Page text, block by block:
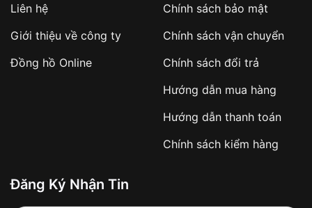
sản phẩm đặc biệt
hàng
Số tiền còn lại thanh toán khi nhận hàng hoặc
✔️ Đảm bảo xử lý đơn hàng nhanh chóng
✔️ Hạn chế tình trạng hủy đơn không mong
Từ khóa SEO:
Liên hệ
Giới thiệu về công ty
Đồng hồ Online
Chính sách bảo mật
Chính sách vận chuyển
Chính sách đổi trả
Hướng dẫn mua hàng
Hướng dẫn thanh toán
Chính sách kiểm hàng
Đăng Ký Nhận Tin